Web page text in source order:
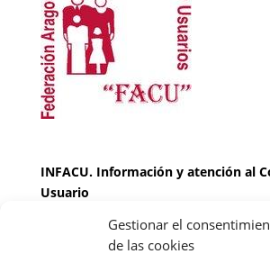
Gestionar el
de las cookies
INFACU. Información y atención al
Usuario
MARTES Y JUEVES de17:00 a 20 horas